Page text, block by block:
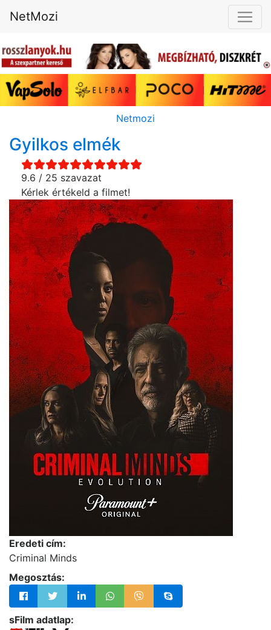
NetMozi
Netmozi
Gyilkos elmék
9.6 / 25 szavazat
Kérlek értékeld a filmet!
Eredeti cím:
Criminal Minds
Megosztás:
sFilm adatlap: